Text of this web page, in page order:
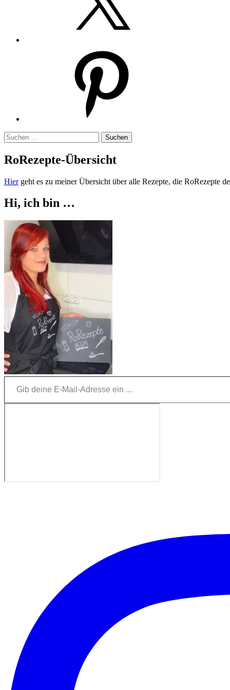
Suchen
nach:
RoRezepte-Übersicht
Hiergeht es zu meiner Übersicht über alle Rezepte, die RoRezepte
Hi, ich bin …
Gib deine E-Mail-Adresse ein ...